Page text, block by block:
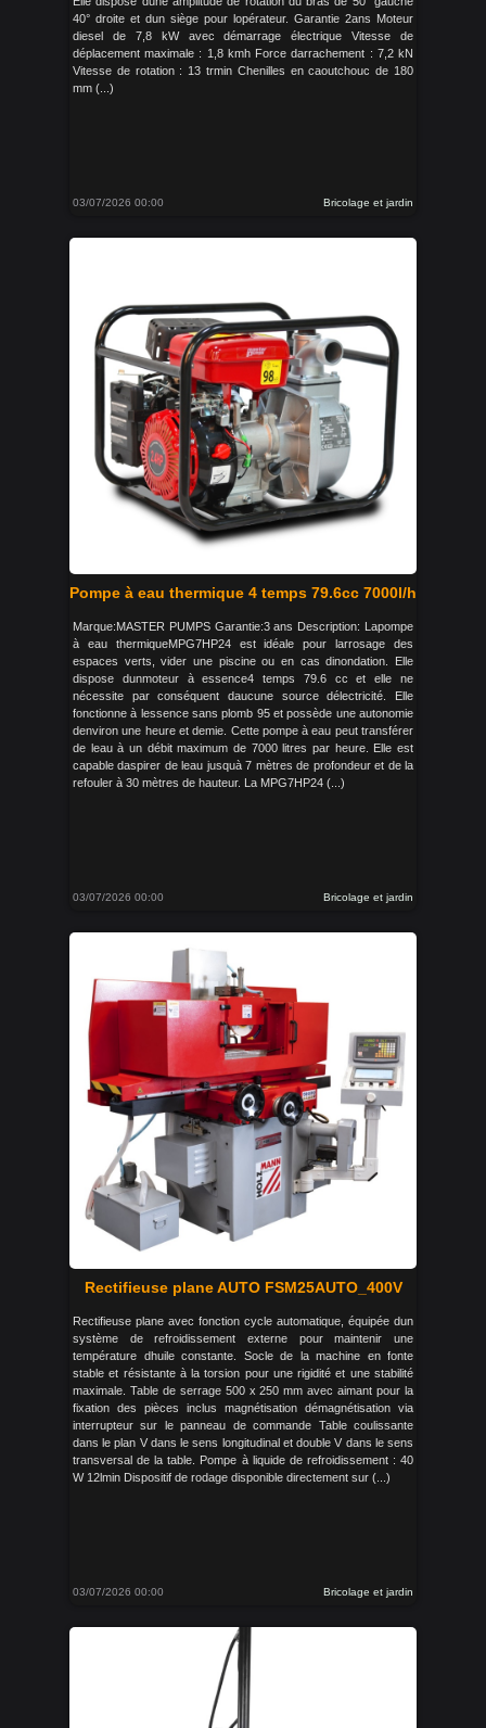
40° droite et dun siège pour lopérateur. Garantie 2ans Moteur
diesel de 7,8 kW avec démarrage électrique Vitesse de
déplacement maximale : 1,8 kmh Force darrachement : 7,2 kN
Vitesse de rotation : 13 trmin Chenilles en caoutchouc de 180
mm (...)
03/07/2026 00:00 Bricolage et jardin
Pompe à eau thermique 4 temps 79.6cc 7000l/h
Marque:MASTER PUMPS Garantie:3 ans Description: Lapompe
à eau thermiqueMPG7HP24 est idéale pour larrosage des
espaces verts, vider une piscine ou en cas dinondation. Elle
dispose dunmoteur à essence4 temps 79.6 cc et elle ne
nécessite par conséquent daucune source délectricité. Elle
fonctionne à lessence sans plomb 95 et possède une autonomie
denviron une heure et demie. Cette pompe à eau peut transférer
de leau à un débit maximum de 7000 litres par heure. Elle est
capable daspirer de leau jusquà 7 mètres de profondeur et de la
refouler à 30 mètres de hauteur. La MPG7HP24 (...)
03/07/2026 00:00 Bricolage et jardin
Rectifieuse plane AUTO FSM25AUTO_400V
Rectifieuse plane avec fonction cycle automatique, équipée dun
système de refroidissement externe pour maintenir une
température dhuile constante. Socle de la machine en fonte
stable et résistante à la torsion pour une rigidité et une stabilité
maximale. Table de serrage 500 x 250 mm avec aimant pour la
fixation des pièces inclus magnétisation démagnétisation via
interrupteur sur le panneau de commande Table coulissante
dans le plan V dans le sens longitudinal et double V dans le sens
transversal de la table. Pompe à liquide de refroidissement : 40
W 12lmin Dispositif de rodage disponible directement sur (...)
03/07/2026 00:00 Bricolage et jardin